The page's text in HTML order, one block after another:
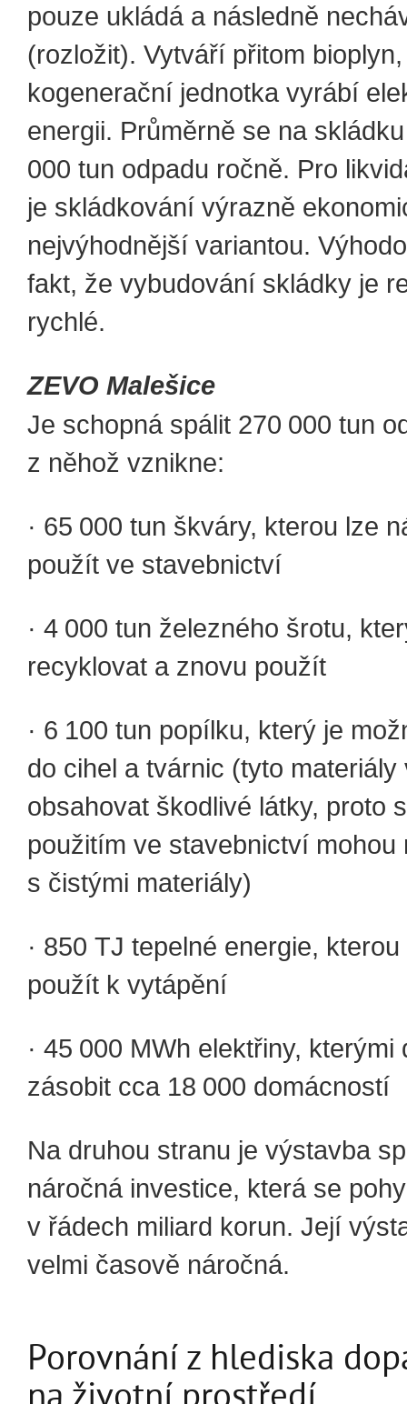
pouze ukládá a následně
(rozložit). Vytváří přitom
kogenerační jednotka vyrábí
energii. Průměrně se na
000 tun odpadu ročně. Pro
je skládkování výrazně
nejvýhodnější variantou.
fakt, že vybudování skládky je
rychlé.
ZEVO Malešice
Je schopná spálit 270 000 tun
z něhož vznikne:
· 65 000 tun škváry, kterou lze
použít ve stavebnictví
· 4 000 tun železného šrotu,
recyklovat a znovu použít
· 6 100 tun popílku, který je
do cihel a tvárnic (tyto materiály
obsahovat škodlivé látky, proto
použitím ve stavebnictví mohou
s čistými materiály)
· 850 TJ tepelné energie,
použít k vytápění
· 45 000 MWh elektřiny, kterými
zásobit cca 18 000 domácností
Na druhou stranu je výstavba
náročná investice, která se
v řádech miliard korun. Její
velmi časově náročná.
Porovnání z hlediska
na životní prostředí